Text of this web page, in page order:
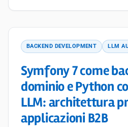
BACKEND DEVELOPMENT LLM
Symfony 7 come
dominio e Python
LLM: architettura
applicazioni B2B